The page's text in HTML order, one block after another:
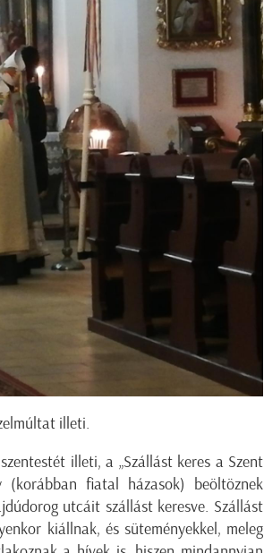
illeti.
illeti, a „Szállást keres a Szent
fiatal házasok) beöltöznek
utcáit szállást keresve. Szállást
kiállnak, és süteményekkel, meleg